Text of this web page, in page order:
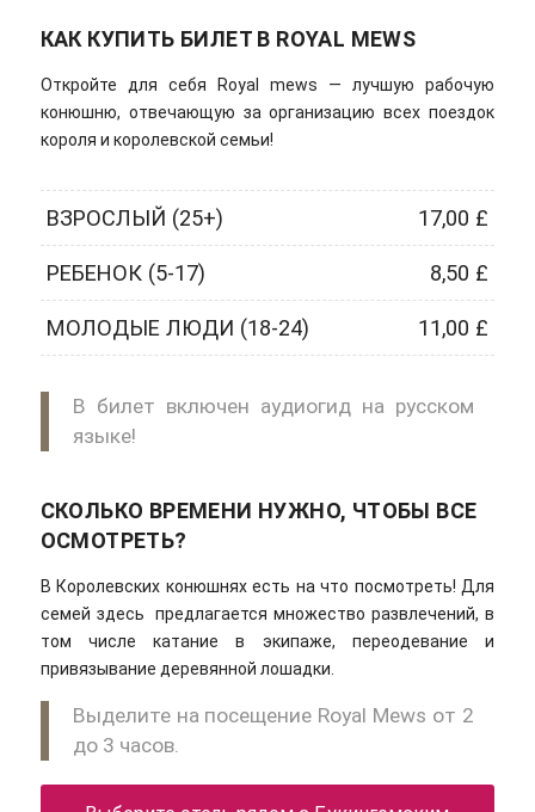
КАК КУПИТЬ БИЛЕТ В ROYAL MEWS
Откройте для себя Royal mews — лучшую рабочую
конюшню, отвечающую за организацию всех поездок
короля и королевской семьи!
ВЗРОСЛЫЙ (25+) 17,00 £
РЕБЕНОК (5-17) 8,50 £
МОЛОДЫЕ ЛЮДИ (18-24) 11,00 £
В билет включен аудиогид на русском
языке!
СКОЛЬКО ВРЕМЕНИ НУЖНО, ЧТОБЫ ВСЕ
ОСМОТРЕТЬ?
В Королевских конюшнях есть на что посмотреть! Для
семей здесь предлагается множество развлечений, в
том числе катание в экипаже, переодевание и
привязывание деревянной лошадки.
Выделите на посещение Royal Mews от 2
до 3 часов.